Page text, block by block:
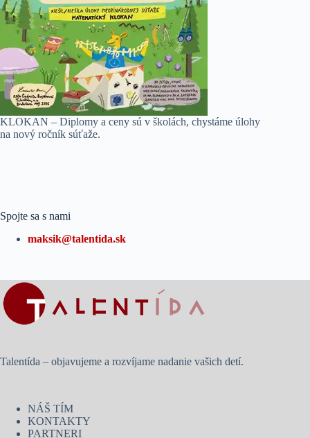
KLOKAN – Diplomy a ceny sú v školách, chystáme úlohy
na nový ročník súťaže.
Spojte sa s nami
maksik@talentida.sk
Talentída – objavujeme a rozvíjame nadanie vašich detí.
NÁŠ TÍM
KONTAKTY
PARTNERI